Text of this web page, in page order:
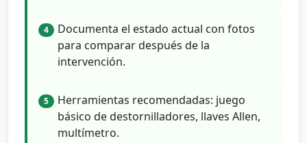
4
Documenta el estado actual con fotos
para comparar después de la
intervención.
5
Herramientas recomendadas: juego
básico de destornilladores, llaves Allen,
multímetro.